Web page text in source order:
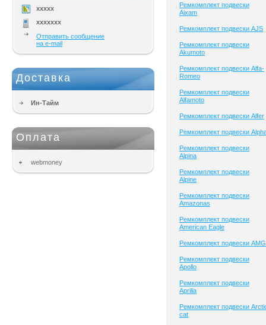
xxxxx
xxxxxxx
Отправить сообщение
на e-mail
Доставка
Ин-Тайм
Оплата
webmoney
Ремкомплект подвески
Aixam
Ремкомплект подвески AJS
Ремкомплект подвески
Akumoto
Ремкомплект подвески Alfa-
Romeo
Ремкомплект подвески
Alfamoto
Ремкомплект подвески Alfer
Ремкомплект подвески
Ремкомплект подвески
Alpina
Ремкомплект подвески
Alpine
Ремкомплект подвески
Amazonas
Ремкомплект подвески
American Eagle
Ремкомплект подвески AMG
Ремкомплект подвески
Apollo
Ремкомплект подвески
Aprilia
Ремкомплект подвески
cat